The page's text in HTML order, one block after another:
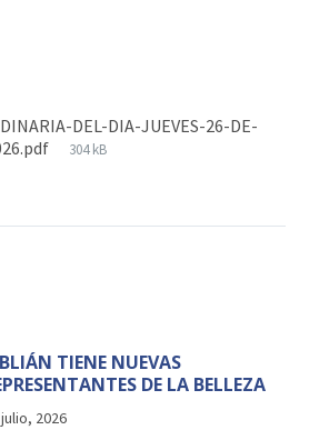
DEL-DIA-JUEVES-26-DE-
304 kB
TIENE NUEVAS
DE LA BELLEZA
2026